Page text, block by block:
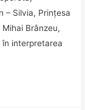
– Silvia, Prințesa
Brânzeu,
interpretarea